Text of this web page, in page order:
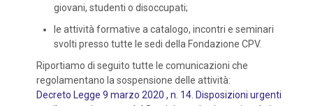
giovani, studenti o disoccupati;
le attività formative a catalogo, incontri e seminari
svolti presso tutte le sedi della Fondazione CPV.
Riportiamo di seguito tutte le comunicazioni che
regolamentano la sospensione delle attività:
Decreto Legge 9 marzo 2020 , n. 14. Disposizioni urgenti